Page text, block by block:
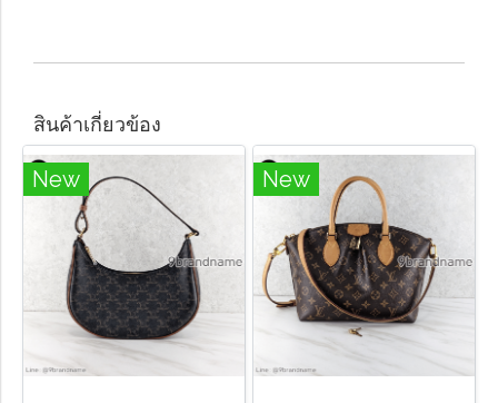
สินค้าเกี่ยวข้อง
New New